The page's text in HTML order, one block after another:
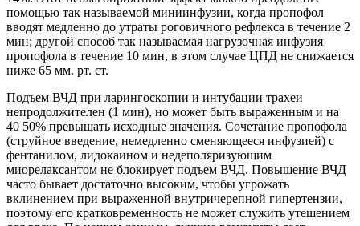
помощью так называемой миниинфузии, когда пропофол
вводят медленно до утраты роговичного рефлекса в течение 2
мин; другой способ так называемая нагрузочная инфузия
пропофола в течение 10 мин, в этом случае ЦПД не снижается
ниже 65 мм. рт. ст.
Подъем ВЧД при ларингоскопии и интубации трахеи
непродолжителен (1 мин), но может быть выраженным и на
40 50% превышать исходные значения. Сочетание пропофола
(струйное введение, немедленно сменяющееся инфузией) с
фентанилом, лидокаином и недеполяризующим
миорелаксантом не блокирует подъем ВЧД. Повышение ВЧД
часто бывает достаточно высоким, чтобы угрожать
вклинением при выраженной внутричерепной гипертензии,
поэтому его кратковременность не может служить утешением